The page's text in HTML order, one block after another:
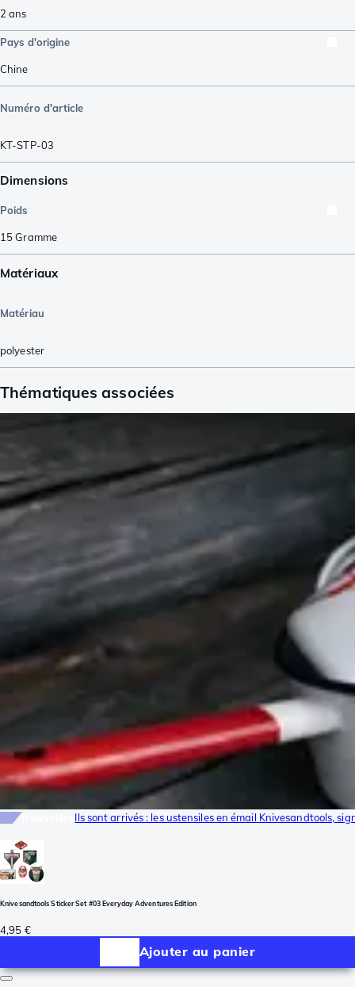
2 ans
Pays d'origine
Chine
Numéro d'article
KT-STP-03
Dimensions
Poids
15Gramme
Matériaux
Matériau
polyester
Thématiques associées
Ils sont arrivés : les ustensiles en émail Knivesandtools,
Knivesandtools Sticker Set #03 Everyday Adventures Edition
4,95 €
Ajouter au panier